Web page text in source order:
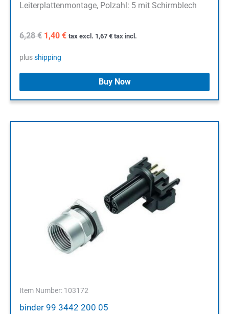
Leiterplattenmontage, Polzahl: 5 mit Schirmblech
6,28€ Original
was:
1,40 €Current
tax excl. 1,67 € tax incl.
plusshipping
Buy Now
Item Number: 103172
binder 99 3442 200 05